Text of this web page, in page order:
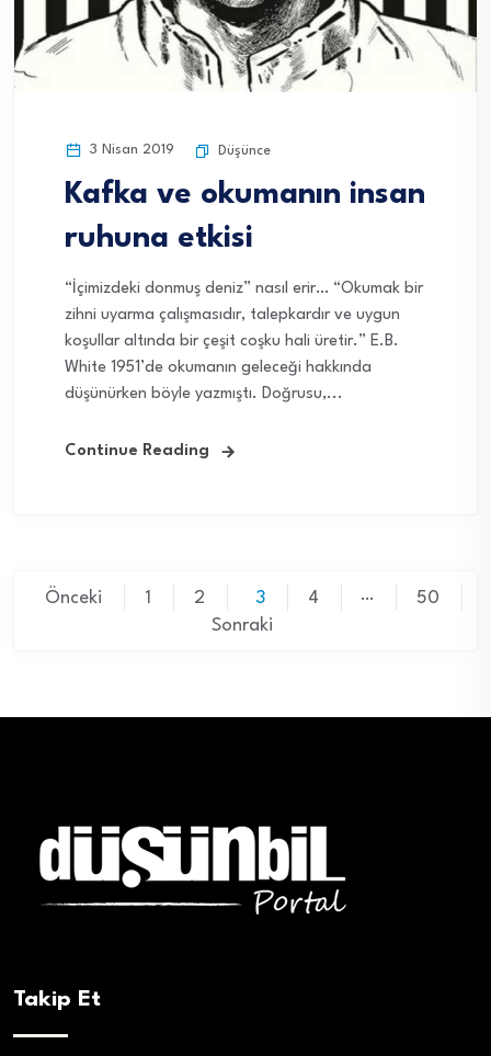
3 Nisan 2019 Düşünce
Kafka ve okumanın insan
ruhuna etkisi
“İçimizdeki donmuş deniz” nasıl erir… “Okumak bir
zihni uyarma çalışmasıdır, talepkardır ve uygun
koşullar altında bir çeşit coşku hali üretir.” E.B.
White 1951’de okumanın geleceği hakkında
düşünürken böyle yazmıştı. Doğrusu,...
Continue Reading
Yazı
sayfalaması
Önceki 1 2 3 4 …
50
Sonraki
Takip Et